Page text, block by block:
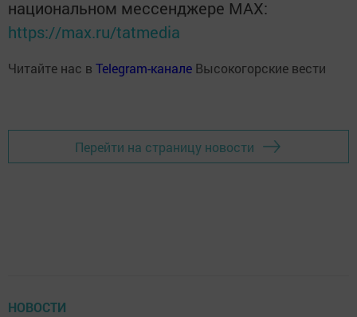
национальном мессенджере MАХ:
https://max.ru/tatmedia
Читайте нас в Telegram-канале Высокогорские вести
Перейти на страницу новости
НОВОСТИ